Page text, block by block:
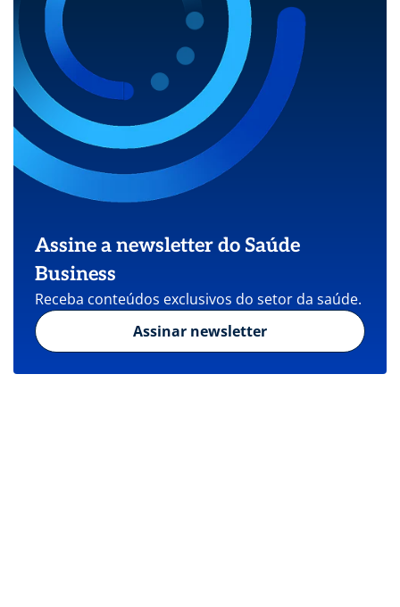
Assine a newsletter do Saúde
Business
Receba conteúdos exclusivos do setor da saúde.
Assinar newsletter